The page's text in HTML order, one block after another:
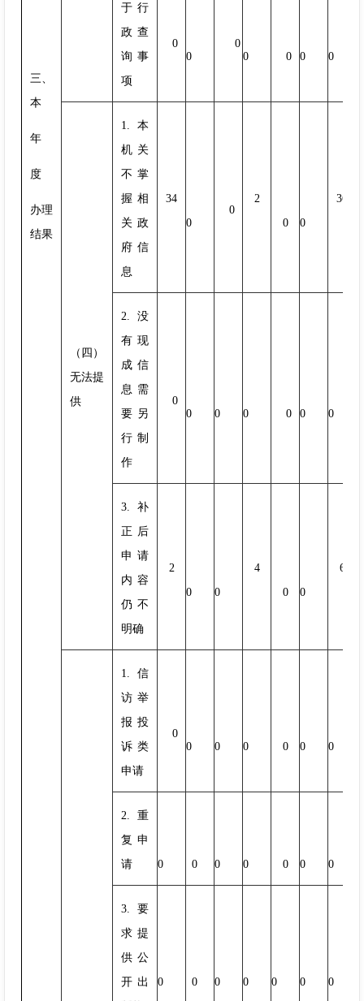
三、
本
年
度
办理
结果
于行
政查
询事
项
0
0
0
0
0 0 0
（四）
无法提
供
1.本
机关
不掌
握相
关政
府信
息
34
0
0
2
0
0
36
2.没
有现
成信
息需
要另
行制
作
0
0
0 0 0 0 0
3.补
正后
申请
内容
仍不
明确
2
0
0
4
0
0
6
1.信
访举
报投
诉类
申请
0
0
0 0 0 0 0
2.重
复申
请
0 0 0 0 0 0 0
3.要
求提
供公
开出
0 0 0 0 0 0 0